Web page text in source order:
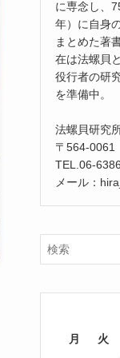
に専念し、
年）に自身
まとめた著
在は法螺貝
役行者の研
を準備中。
法螺貝研究
〒564-
TEL.06-
メール：
月 火